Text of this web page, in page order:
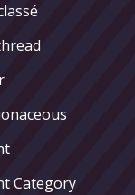
Category